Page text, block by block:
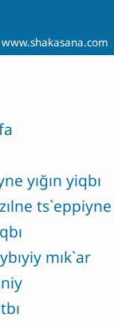
www.shakasana.com
yığın yiqbı
mık`ar